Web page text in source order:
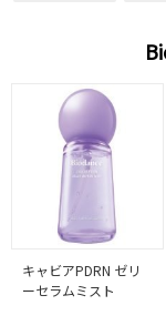
キャビアPDRN ゼリ
ーセラムミスト